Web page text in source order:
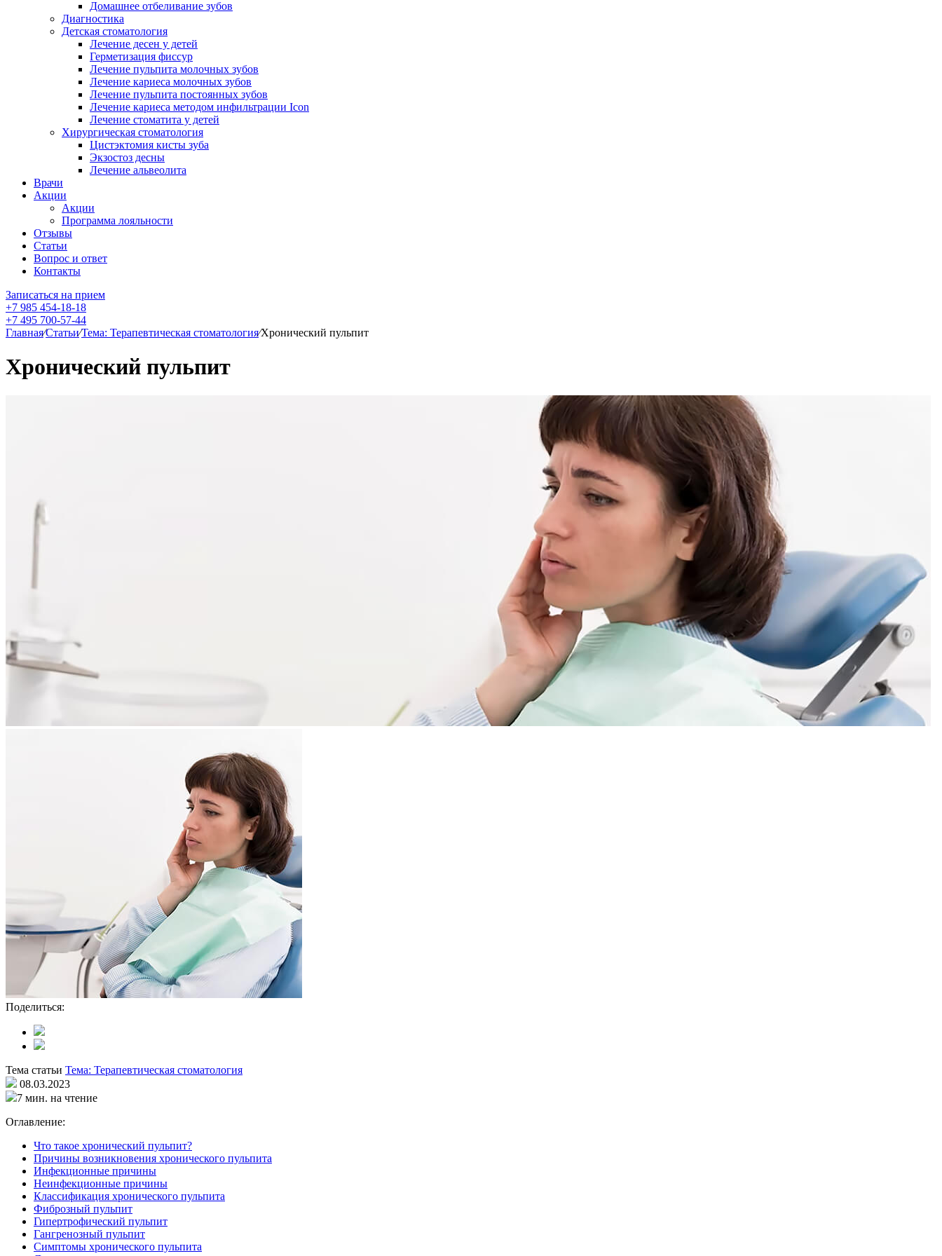
Домашнее отбеливание зубов
Диагностика
Детская стоматология
Лечение десен у детей
Герметизация фиссур
Лечение пульпита молочных зубов
Лечение кариеса молочных зубов
Лечение пульпита постоянных зубов
Лечение кариеса методом инфильтрации Icon
Лечение стоматита у детей
Хирургическая стоматология
Цистэктомия кисты зуба
Экзостоз десны
Лечение альвеолита
Врачи
Акции
Акции
Программа лояльности
Отзывы
Статьи
Вопрос и ответ
Контакты
Записаться на прием
+7 985 454-18-18
+7 495 700-57-44
Главная⁄Статьи⁄Тема: Терапевтическая стоматология⁄Хронический пульпит
Хронический пульпит
Поделиться:
Тема статьи Тема: Терапевтическая стоматология
08.03.2023
7 мин. на чтение
Оглавление:
Что такое хронический пульпит?
Причины возникновения хронического пульпита
Инфекционные причины
Неинфекционные причины
Классификация хронического пульпита
Фиброзный пульпит
Гипертрофический пульпит
Гангренозный пульпит
Симптомы хронического пульпита